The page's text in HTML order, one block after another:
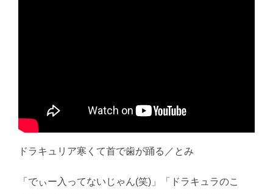
ドラキュリア寒くて首で歯が踊る／とみ
「でぃー入ってないじゃん(笑)」「ドラキュラのこ